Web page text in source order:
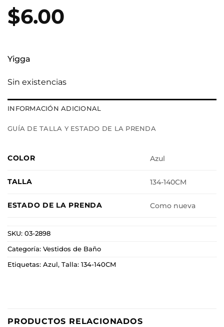
$6.00
Yigga
Sin existencias
INFORMACIÓN ADICIONAL
GUÍA DE TALLA Y ESTADO DE LA PRENDA
COLOR Azul
TALLA 134-140CM
ESTADO DE LA PRENDA Como nueva
SKU: 03-2898
Categoría: Vestidos de Baño
Etiquetas: Azul, Talla: 134-140CM
PRODUCTOS RELACIONADOS